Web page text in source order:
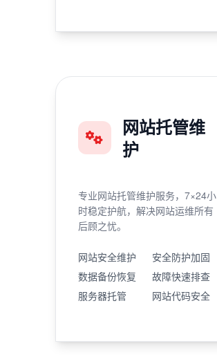
网站托管维
护
专业网站托管维护服务，7×24小
时稳定护航，解决网站运维所有
后顾之忧。
网站安全维护
安全防护加固
数据备份恢复
故障快速排查
服务器托管
网站代码安全